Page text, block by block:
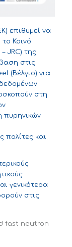
επιθυμεί να
Κοινό
– JRC) της
στις
(Βέλγιο) για
στη
πυρηνικών
πολίτες και
γενικότερα
στις
fast neutron